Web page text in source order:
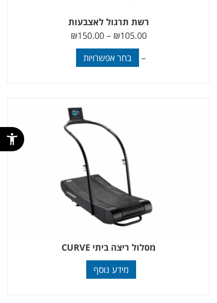
רשת תרגול לאצבעות
₪105.00
–
₪150.00
–
בחר אפשרויות
מסלול ריצה ביתי CURVE
מידע נוסף